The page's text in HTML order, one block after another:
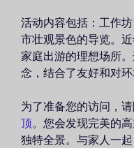
活动内容包括：工作
市壮观景色的导览。
家庭出游的理想场所
念，结合了友好和对环
为了准备您的访问，
顶。您会发现完美的
独特全景。与家人一